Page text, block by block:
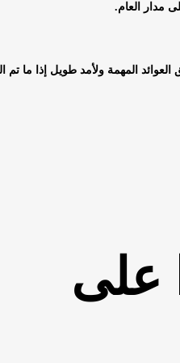
مدار العام.
المهمة ولأمد طويل إذا ما تم
على